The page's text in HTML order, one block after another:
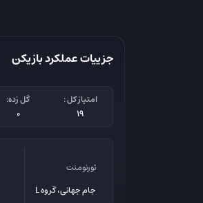
جزییات عملکرد بازیکن
امتیاز کل :
19
گل زده:
0
تورنومنت
جام جهانی، گروه L